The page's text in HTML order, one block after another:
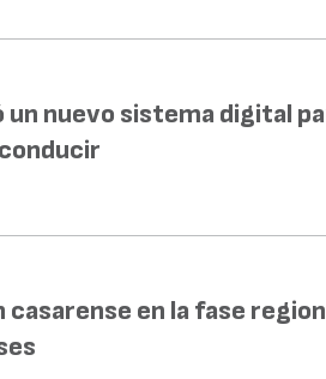
nuevo sistema digital
en la fase